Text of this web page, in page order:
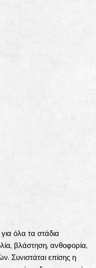
όλα τα στάδια
βλάστηση, ανθοφορία,
Συνιστάται επίσης η